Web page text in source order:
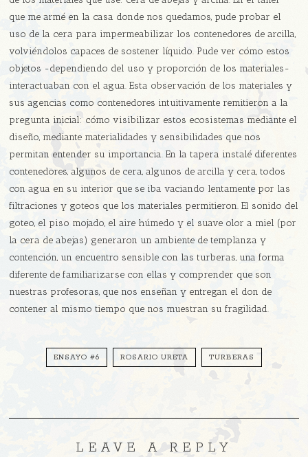
que me armé en la casa donde nos quedamos, pude probar el
uso de la cera para impermeabilizar los contenedores de arcilla,
volviéndolos capaces de sostener líquido. Pude ver cómo estos
objetos -dependiendo del uso y proporción de los materiales-
interactuaban con el agua. Esta observación de los materiales y
sus agencias como contenedores intuitivamente remitieron a la
pregunta inicial: cómo visibilizar estos ecosistemas mediante el
diseño, mediante materialidades y sensibilidades que nos
permitan entender su importancia. En la tapera instalé diferentes
contenedores, algunos de cera, algunos de arcilla y cera, todos
con agua en su interior que se iba vaciando lentamente por las
filtraciones y goteos que los materiales permitieron. El sonido del
goteo, el piso mojado, el aire húmedo y el suave olor a miel (por
la cera de abejas) generaron un ambiente de templanza y
contención, un encuentro sensible con las turberas, una forma
diferente de familiarizarse con ellas y comprender que son
nuestras profesoras, que nos enseñan y entregan el don de
contener al mismo tiempo que nos muestran su fragilidad.
ENSAYO #6 ROSARIO URETA TURBERAS
LEAVE A REPLY